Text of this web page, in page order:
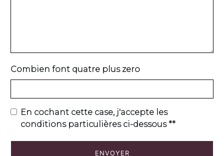
Combien font quatre plus zero
En cochant cette case, j'accepte les
conditions particulières ci-dessous **
ENVOYER